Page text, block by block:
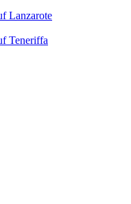
Lanzarote
Teneriffa